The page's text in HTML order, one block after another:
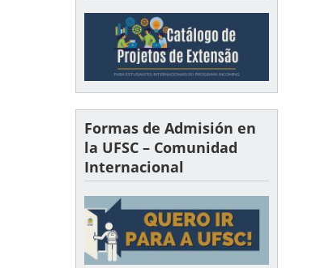
Formas de Admisión en
la UFSC – Comunidad
Internacional